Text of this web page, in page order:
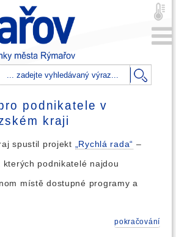
podnikatele v
kraji
spustil projekt „Rychlá rada“ –
kterých podnikatelé najdou
místě dostupné programy a
pokračování